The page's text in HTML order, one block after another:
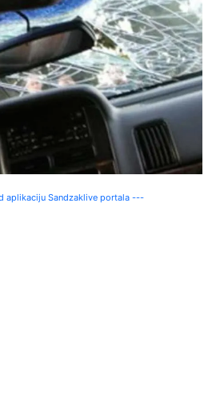
aplikaciju Sandzaklive portala ---